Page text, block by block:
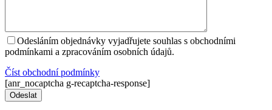
Odesláním objednávky vyjadřujete souhlas s obchodními
podmínkami a zpracováním osobních údajů.
Číst оbchodní podmínky
[anr_nocaptcha g-recaptcha-response]